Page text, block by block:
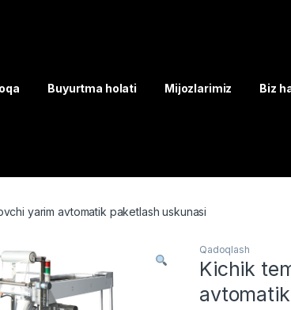
Buyurtma holati Mijozlarimiz Biz
yarim avtomatik paketlash uskunasi
Qadoqlash
Kichik